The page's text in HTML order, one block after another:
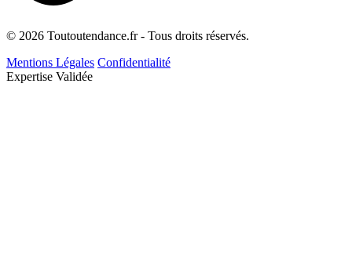
© 2026 Toutoutendance.fr - Tous droits réservés.
Mentions Légales Confidentialité
Expertise Validée